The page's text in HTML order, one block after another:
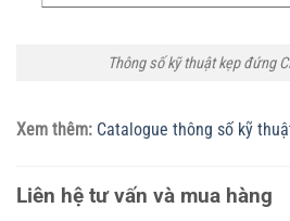
Thông số kỹ thuật kẹp đứng
Xem thêm: Catalogue thông số kỹ
Liên hệ tư vấn và mua hàng